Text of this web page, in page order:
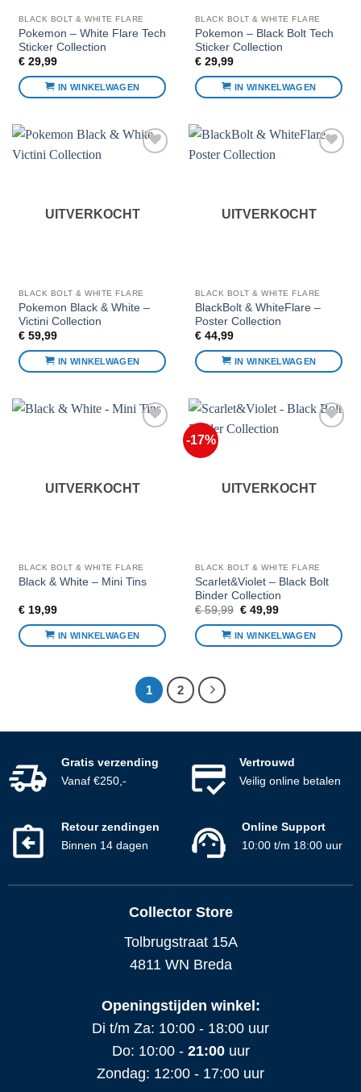
BLACK BOLT & WHITE FLARE
Pokemon – White Flare Tech
Sticker Collection
€29,99
IN WINKELWAGEN
BLACK BOLT & WHITE FLARE
Pokemon – Black Bolt Tech
Sticker Collection
€29,99
IN WINKELWAGEN
UITVERKOCHT
BLACK BOLT & WHITE FLARE
Pokemon Black & White –
Victini Collection
€59,99
IN WINKELWAGEN
UITVERKOCHT
BLACK BOLT & WHITE FLARE
BlackBolt & WhiteFlare –
Poster Collection
€44,99
IN WINKELWAGEN
UITVERKOCHT
BLACK BOLT & WHITE FLARE
Black & White – Mini Tins
€19,99
IN WINKELWAGEN
-17%
UITVERKOCHT
BLACK BOLT & WHITE FLARE
Scarlet&Violet – Black Bolt
Binder Collection
€59,99 Oorspronkelijke
was:
€ 59,99.
€49,99Huidige
is:
€ 49,99.
IN WINKELWAGEN
1 2
Gratis verzending
Vanaf €250,-
Vertrouwd
Veilig online betalen
Retour zendingen
Binnen 14 dagen
Online Support
10:00 t/m 18:00 uur
Collector Store
Tolbrugstraat 15A
4811 WN Breda
Openingstijden winkel:
Di t/m Za: 10:00 - 18:00 uur
Do: 10:00 - 21:00uur
Zondag: 12:00 - 17:00 uur